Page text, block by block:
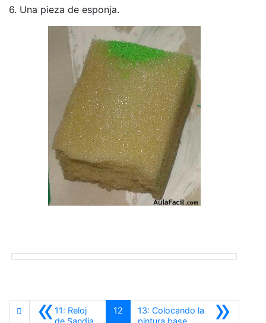
6. Una pieza de esponja.
«11: Reloj
de Sandia
12 »
13: Colocando la
pintura baseSiguiente